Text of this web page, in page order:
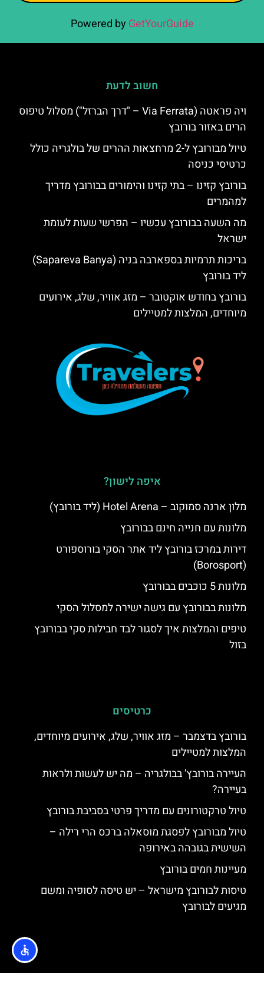
Powered by GetYourGuide
חשוב לדעת
ויה פראטה (Via Ferrata – "דרך הברזל") מסלול טיפוס
הרים באזור בורובץ
טיול מבורובץ ל-2 מרחצאות ההרים של בולגריה כולל
כרטיסי כניסה
בורובץ קזינו – בתי קזינו והימורים בבורובץ מדריך
למהמרים
מה השעה בבורובץ עכשיו – הפרשי שעות לעומת
ישראל
בריכות תרמיות בספארבה בניה (Sapareva Banya)
ליד בורובץ
בורובץ בחודש אוקטובר – מזג אוויר, שלג, אירועים
מיוחדים, המלצות למטיילים
איפה לישון?
מלון ארנה סמוקוב – Hotel Arena (ליד בורובץ)
מלונות עם חנייה חינם בבורובץ
דירות במרכז בורובץ ליד אתר הסקי בורוספורט
(Borosport)
מלונות 5 כוכבים בבורובץ
מלונות בבורובץ עם גישה ישירה למסלול הסקי
טיפים והמלצות איך לסגור לבד חבילות סקי בבורובץ
בזול
כרטיסים
בורובץ בדצמבר – מזג אוויר, שלג, אירועים מיוחדים,
המלצות למטיילים
העיירה בורובץ' בבולגריה – מה יש לעשות ולראות
בעיירה?
טיול טרקטורונים עם מדריך פרטי בסביבת בורובץ
טיול מבורובץ לפסגת מוסאלה ברכס הרי רילה –
השישית בגובהה באירופה
מעיינות חמים בורובץ
טיסות לבורובץ מישראל – יש טיסה לסופיה ומשם
מגיעים לבורובץ